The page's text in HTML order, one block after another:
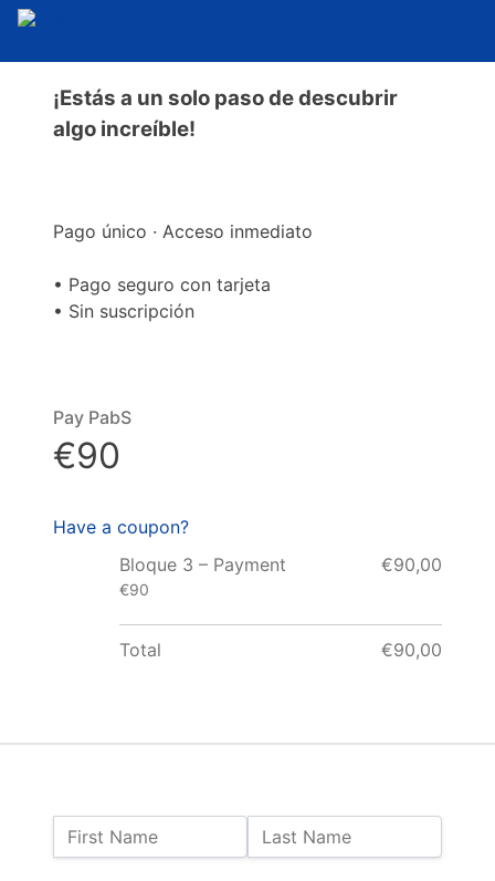
¡Estás a un solo paso de descubrir
algo increíble!
Pago único · Acceso inmediato
• Pago seguro con tarjeta
• Sin suscripción
Name:
First Name Last Name
Pay PabS
€90
Have a coupon?
Bloque 3 – Payment
€90
€90,00
Total €90,00